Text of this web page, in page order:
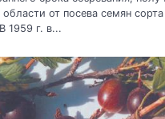
от посева семян
1959 г. в...